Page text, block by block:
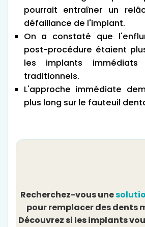
pourrait entraîner un
défaillance de l'implant.
On a constaté que
post-procédure étaient
les implants
traditionnels.
L'approche immédiate
plus long sur le fauteuil
Recherchez-vous une
pour remplacer des dents
Découvrez si les implants